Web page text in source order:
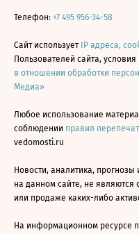
Телефон: +7 495 956-34-58
Сайт использует IP адреса,
Пользователей сайта,
в отношении обработки
Медиа»
Любое использование
соблюдении правил
vedomosti.ru
Новости, аналитика,
на данном сайте, не
или продаже каких-либо
На информационном ресурсе